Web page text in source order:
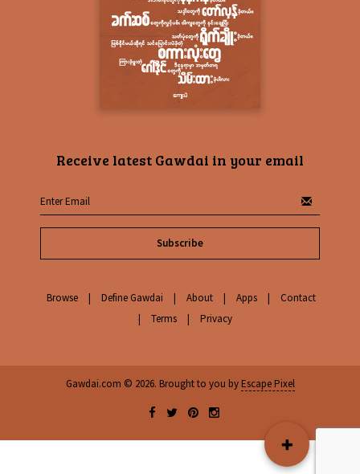
Receive latest Gawdai in your email
Subscribe
Browse Define Gawdai About Apps
Contact
Terms
Privacy
Gawdai.com © 2026. Brought to you byEscape Pixel